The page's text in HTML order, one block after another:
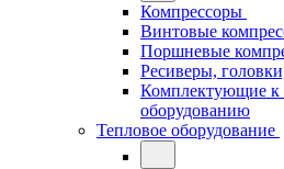
Компрессоры
Винтовые
Поршневые
Ресиверы,
Комплектующие к
оборудованию
Тепловое оборудование